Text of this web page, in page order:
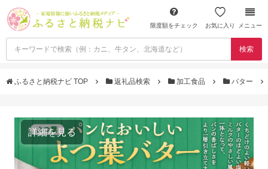
限度額をチェック お気に入り メニュー
検索
ふるさと納税ナビ TOP 返礼品検索 加工食品 バター
詳細を見る